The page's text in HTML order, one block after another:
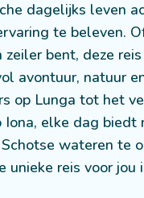
dagelijks leven
te beleven.
bent, deze
avontuur, natuur
op Lunga tot het
Iona, elke dag biedt
wateren te
unieke reis voor jou